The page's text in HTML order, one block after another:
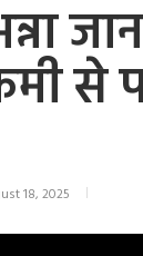
18, 2025